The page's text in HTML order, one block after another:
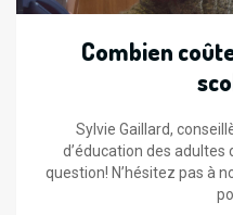
Combien
Sylvie Gaillard,
d’éducation des adultes
question! N’hésitez pas à